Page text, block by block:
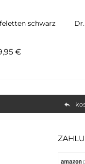
schwarz
€